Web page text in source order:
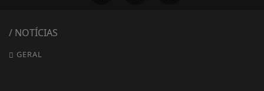
/ NOTÍCIAS
GERAL